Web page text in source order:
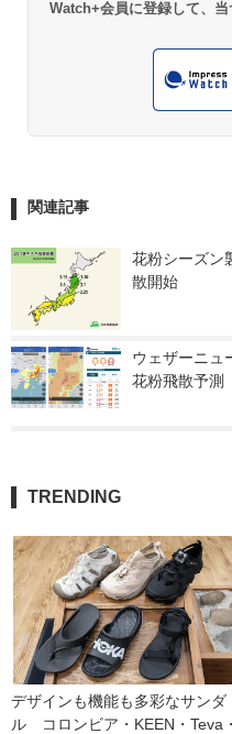
Watch+会員に登録して、
関連記事
花粉シーズン
散開始
ウェザーニュ
花粉飛散予測
TRENDING
デザインも機能も多彩なサンダ
ル　コロンビア・KEEN・Teva・